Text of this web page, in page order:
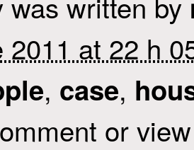
2011 at 22 h
, case,
or